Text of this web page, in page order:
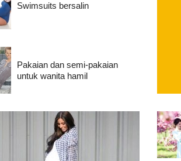
Swimsuits bersalin
Pakaian dan semi-pakaian
untuk wanita hamil